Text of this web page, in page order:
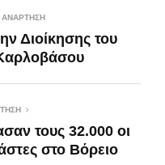
Διοίκησης του
τους 32.000 οι
στο Βόρειο